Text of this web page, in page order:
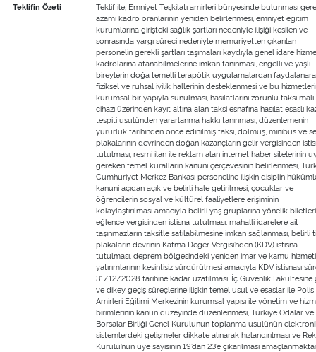
Teklifin Özeti
Teklif ile; Emniyet Teşkilatı amirleri bünyesinde bulunması
azami kadro oranlarının yeniden belirlenmesi, emniyet eğitim
kurumlarına girişteki sağlık şartları nedeniyle ilişiği kesilen ve
sonrasında yargı süreci nedeniyle memuriyetten çıkarılan
personelin gerekli şartları taşımaları kaydıyla genel idare
kadrolarına atanabilmelerine imkan tanınması, engelli ve yaşlı
bireylerin doğa temelli terapötik uygulamalardan
fiziksel ve ruhsal iyilik hallerinin desteklenmesi ve bu
kurumsal bir yapıyla sunulması, hasılatlarını zorunlu taksi mali
cihazı üzerinden kayıt altına alan taksi esnafına hasılat esaslı
tespiti usulünden yararlanma hakkı tanınması, düzenlemenin
yürürlük tarihinden önce edinilmiş taksi, dolmuş, minibüs ve
plakalarının devrinden doğan kazançların gelir vergisinden
tutulması, resmi ilan ile reklam alan internet haber sitelerinin
gereken temel kuralların kanuni çerçevesinin belirlenmesi,
Cumhuriyet Merkez Bankası personeline ilişkin disiplin
kanuni açıdan açık ve belirli hale getirilmesi, çocuklar ve
öğrencilerin sosyal ve kültürel faaliyetlere erişiminin
kolaylaştırılması amacıyla belirli yaş gruplarına yönelik
eğlence vergisinden istisna tutulması, mahalli idarelere ait
taşınmazların taksitle satılabilmesine imkan sağlanması, belirli
plakaların devrinin Katma Değer Vergisi’nden (KDV) istisna
tutulması, deprem bölgesindeki yeniden imar ve kamu hizmeti
yatırımlarının kesintisiz sürdürülmesi amacıyla KDV istisnası
31/12/2028 tarihine kadar uzatılması, İç Güvenlik Fakültesine
ve dikey geçiş süreçlerine ilişkin temel usul ve esaslar ile Polis
Amirleri Eğitimi Merkezinin kurumsal yapısı ile yönetim ve
birimlerinin kanun düzeyinde düzenlenmesi, Türkiye Odalar ve
Borsalar Birliği Genel Kurulunun toplanma usulünün
sistemlerdeki gelişmeler dikkate alınarak hızlandırılması ve
Kurulu’nun üye sayısının 19’dan 23’e çıkarılması